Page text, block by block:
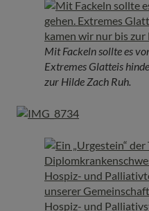
Mit Fackeln sollte es
Extremes Glatteis
zur Hilde Zach Ruh.